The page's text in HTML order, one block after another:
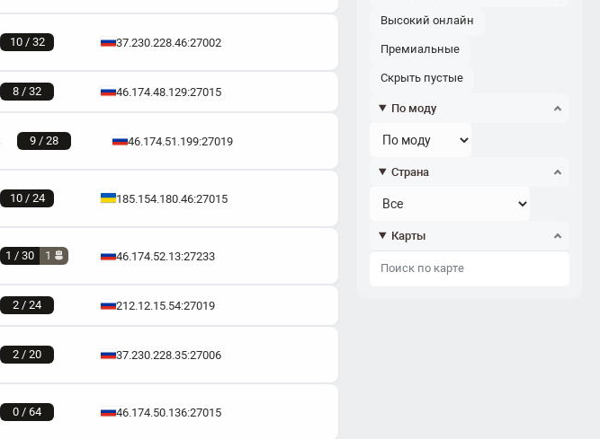
10 / 32 37.230.228.46:27002
8 / 32 46.174.48.129:27015
9 / 28 46.174.51.199:27019
10 / 24 185.154.180.46:27015
1 / 30 1 46.174.52.13:27233
2 / 24 212.12.15.54:27019
2 / 20 37.230.228.35:27006
0 / 64 46.174.50.136:27015
Высокий онлайн
Премиальные
Скрыть пустые
По моду
Страна
Карты